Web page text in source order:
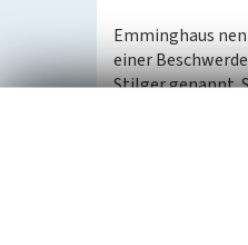
Emminghaus
einer
Stilger genannt.
Haus noch
Dieselaggregat
angestauten
Zweiten
Jahre wird
das Getreide